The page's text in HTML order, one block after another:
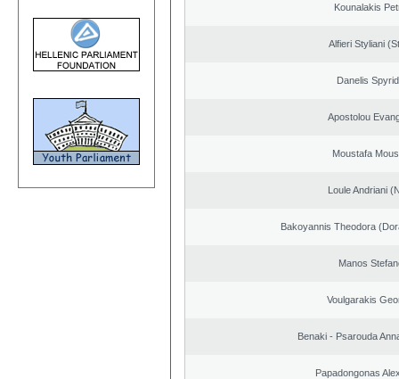
Kounalakis
Alfieri Styliani
Danelis
Apostolou
Moustafa
Loule Andriani
Bakoyannis Theodora
Manos
Voulgarakis
Benaki - Psarouda
Papadongonas